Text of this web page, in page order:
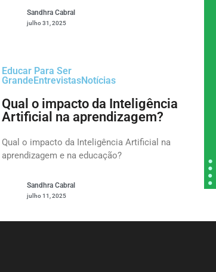
Sandhra Cabral
julho 31, 2025
Educar Para Ser
GrandeEntrevistasNotícias
Qual o impacto da Inteligência
Artificial na aprendizagem?
Qual o impacto da Inteligência Artificial na
aprendizagem e na educação?
Sandhra Cabral
julho 11, 2025